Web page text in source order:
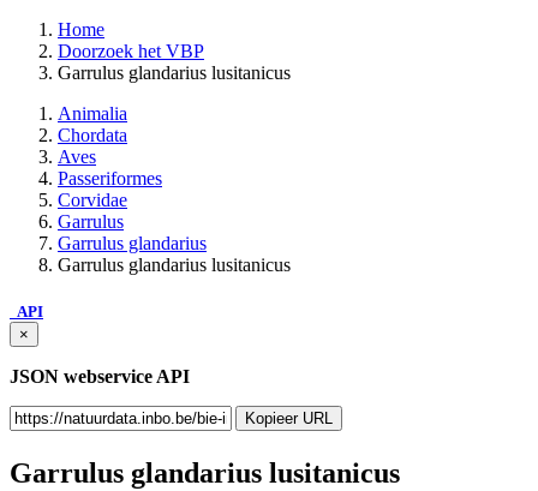
Home
Doorzoek het VBP
Garrulus glandarius lusitanicus
Animalia
Chordata
Aves
Passeriformes
Corvidae
Garrulus
Garrulus glandarius
Garrulus glandarius lusitanicus
API
×
JSON webservice API
Kopieer URL
Garrulus glandarius lusitanicus